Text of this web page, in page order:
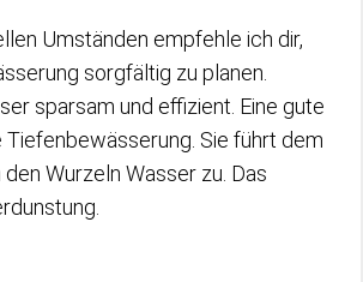
Umständen empfehle ich dir,
sorgfältig zu planen.
sparsam und effizient. Eine gute
Sie führt dem
Wurzeln Wasser zu. Das